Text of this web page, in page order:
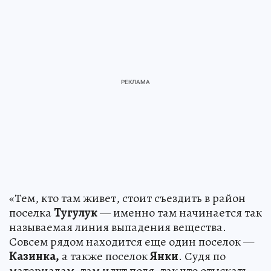
«Тем, кто там живет, стоит съездить в район
поселкаТугулук— именно там начинается так
называемая линия выпадения вещества.
Совсем рядом находится еще один поселок —
Казинка, а также поселокЯнки. Судя по